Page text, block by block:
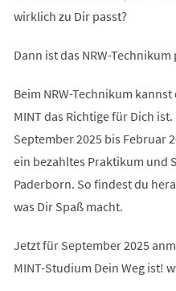
wirklich zu Dir passt?
Dann ist das NRW-
Beim NRW-Technikum
MINT das Richtige für Dich
September 2025 bis Februar
ein bezahltes Praktikum und
Paderborn. So findest du
was Dir Spaß macht.
Jetzt für September 2025
MINT-Studium Dein Weg ist!